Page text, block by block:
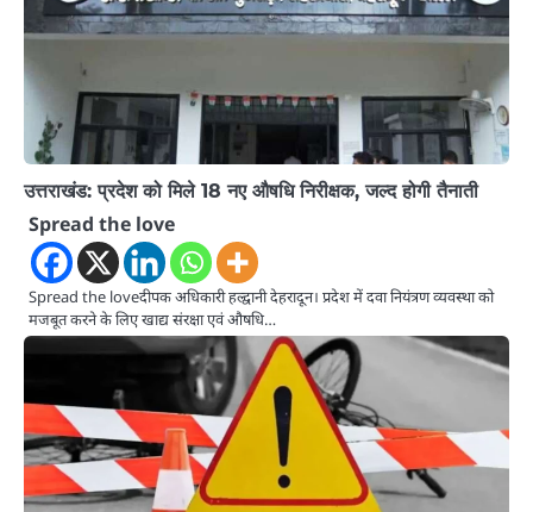
उत्तराखंड: प्रदेश को मिले 18 नए औषधि निरीक्षक, जल्द होगी तैनाती
Spread the love
Spread the loveदीपक अधिकारी हल्द्वानी देहरादून। प्रदेश में दवा नियंत्रण व्यवस्था को
मजबूत करने के लिए खाद्य संरक्षा एवं औषधि…